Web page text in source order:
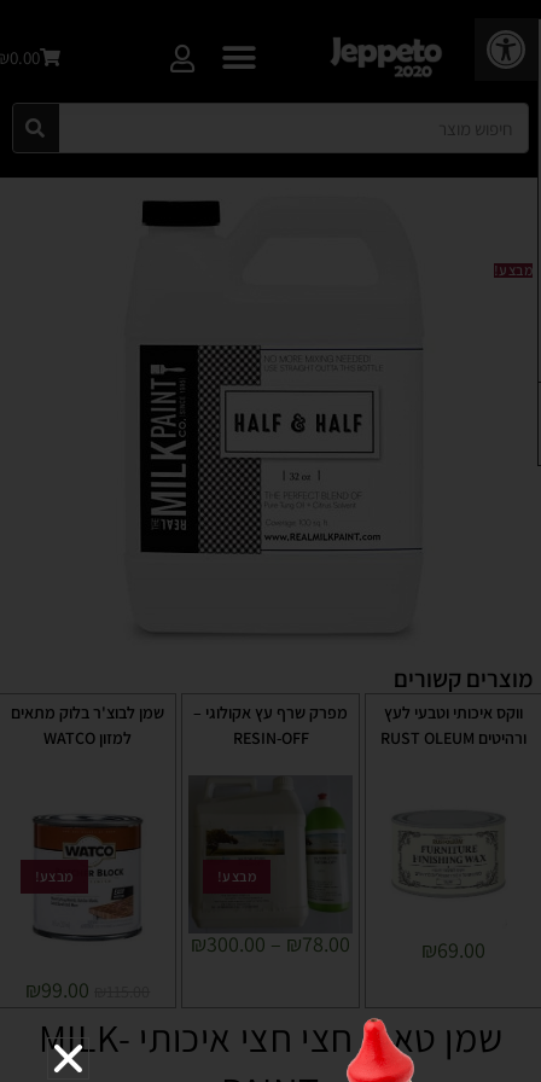
פתח סרגל נגישות
₪0.00
מבצע!
מוצרים קשורים
ווקס איכותי וטבעי לעץ
ורהיטים RUST OLEUM
₪69.00
מפרק שרף עץ אקולוגי –
RESIN-OFF
מבצע!
₪78.00
–
₪300.00
שמן לבוצ'ר בלוק מתאים
למזון WATCO
מבצע!
₪99.00
שמן טאנג חצי חצי איכותי -MILK